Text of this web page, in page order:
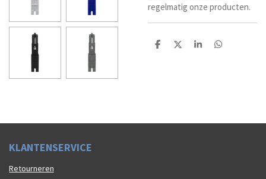
regelmatig onze producten.
D
D
S
D
KLANTENSERVICE
Retourneren